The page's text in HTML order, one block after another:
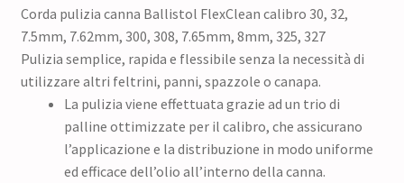
Corda pulizia canna Ballistol FlexClean calibro 30, 32,
7.5mm, 7.62mm, 300, 308, 7.65mm, 8mm, 325, 327
Pulizia semplice, rapida e flessibile senza la necessità di
utilizzare altri feltrini, panni, spazzole o canapa.
La pulizia viene effettuata grazie ad un trio di
palline ottimizzate per il calibro, che assicurano
l’applicazione e la distribuzione in modo uniforme
ed efficace dell’olio all’interno della canna.